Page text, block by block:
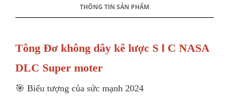
THÔNG TIN SẢN PHẨM
Tông Đơ không dây kê lược S l C NASA
DLC Super moter
🎯 Biểu tượng của sức mạnh 2024